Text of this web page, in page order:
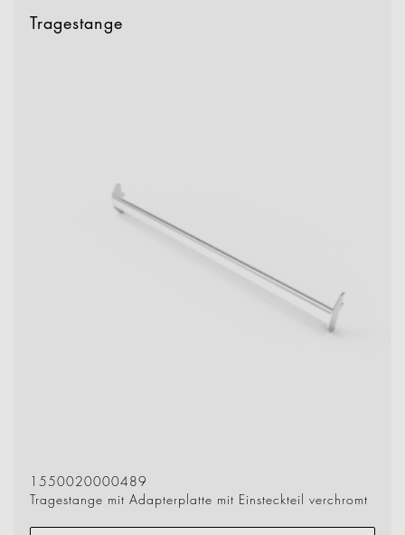
Tragestange
1550020000489
Tragestange mit Adapterplatte mit Einsteckteil verchromt